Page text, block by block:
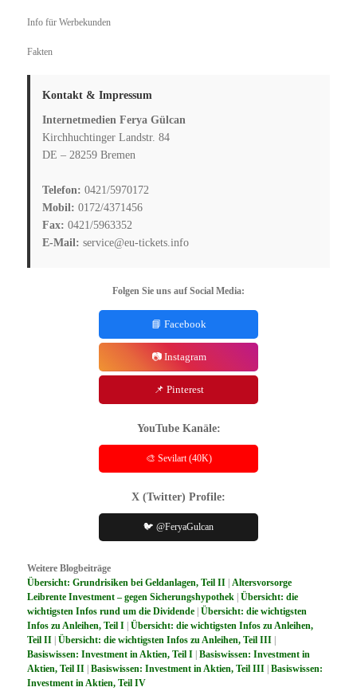
Info für Werbekunden
Fakten
Kontakt & Impressum
Internetmedien Ferya Gülcan
Kirchhuchtinger Landstr. 84
DE – 28259 Bremen
Telefon: 0421/5970172
Mobil: 0172/4371456
Fax: 0421/5963352
E-Mail: service@eu-tickets.info
Folgen Sie uns auf Social Media:
📘 Facebook
📷 Instagram
📌 Pinterest
YouTube Kanäle:
🎨 Sevilart (40K)
X (Twitter) Profile:
🐦 @FeryaGulcan
Weitere Blogbeiträge
Übersicht: Grundrisiken bei Geldanlagen, Teil II | Altersvorsorge
Leibrente Investment – gegen Sicherungshypothek |Übersicht: die
wichtigsten Infos rund um die Dividende |Übersicht: die wichtigsten
Infos zu Anleihen, Teil I |Übersicht: die wichtigsten Infos zu Anleihen,
Teil II |Übersicht: die wichtigsten Infos zu Anleihen, Teil III |
Basiswissen: Investment in Aktien, Teil I |Basiswissen: Investment in
Aktien, Teil II |Basiswissen: Investment in Aktien, Teil III |Basiswissen:
Investment in Aktien, Teil IV